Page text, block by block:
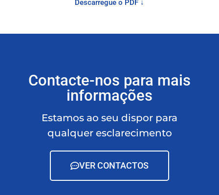
Descarregue o PDF ↓
Contacte-nos para mais
informações
Estamos ao seu dispor para
qualquer esclarecimento
VER CONTACTOS